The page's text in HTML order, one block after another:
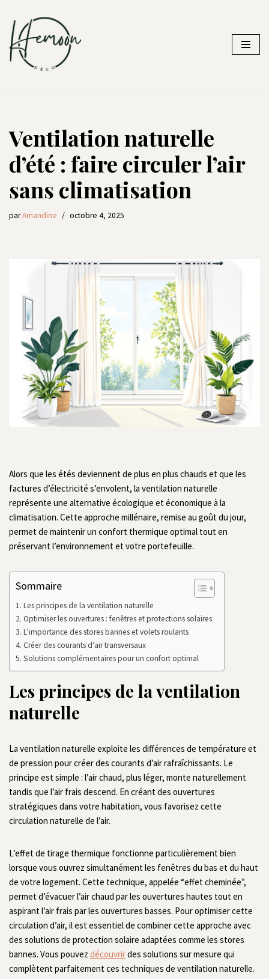
Aller
au
contenu
Ventilation naturelle
d’été : faire circuler l’air
sans climatisation
parAmandine octobre 4, 2025
Alors que les étés deviennent de plus en plus chauds et que les
factures d’électricité s’envolent, la ventilation naturelle
représente une alternative écologique et économique à la
climatisation. Cette approche millénaire, remise au goût du jour,
permet de maintenir un confort thermique optimal tout en
préservant l’environnement et votre portefeuille.
Sommaire
Les principes de la ventilation naturelle
Optimiser les ouvertures : fenêtres et protections solaires
L’importance des stores bannes et volets roulants
Créer des courants d’air transversaux
Solutions complémentaires pour un confort optimal
Les principes de la ventilation
naturelle
La ventilation naturelle exploite les différences de température et
de pression pour créer des courants d’air rafraîchissants. Le
principe est simple : l’air chaud, plus léger, monte naturellement
tandis que l’air frais descend. En créant des ouvertures
stratégiques dans votre habitation, vous favorisez cette
circulation naturelle de l’air.
L’effet de tirage thermique fonctionne particulièrement bien
lorsque vous ouvrez simultanément les fenêtres du bas et du haut
de votre logement. Cette technique, appelée “effet cheminée”,
permet d’évacuer l’air chaud par les ouvertures hautes tout en
aspirant l’air frais par les ouvertures basses. Pour optimiser cette
circulation d’air, il est essentiel de combiner cette approche avec
des solutions de protection solaire adaptées comme les stores
bannes. Vous pouvez découvrirdes solutions sur mesure qui
complètent parfaitement ces techniques de ventilation naturelle.